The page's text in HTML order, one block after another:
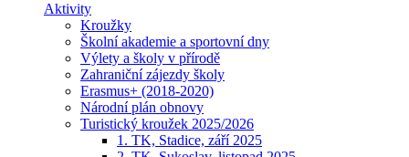
Aktivity
Kroužky
Školní akademie a sportovní dny
Výlety a školy v přírodě
Zahraniční zájezdy školy
Erasmus+ (2018-2020)
Národní plán obnovy
Turistický kroužek 2025/2026
1. TK, Stadice, září 2025